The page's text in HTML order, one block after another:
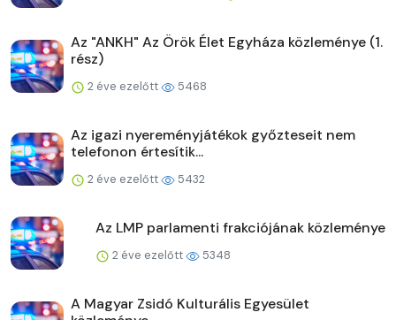
Az "ANKH" Az Örök Élet Egyháza közleménye (1.
rész)
2 éve ezelőtt 5468
Az igazi nyereményjátékok győzteseit nem
telefonon értesítik...
2 éve ezelőtt 5432
Az LMP parlamenti frakciójának közleménye
2 éve ezelőtt 5348
A Magyar Zsidó Kulturális Egyesület